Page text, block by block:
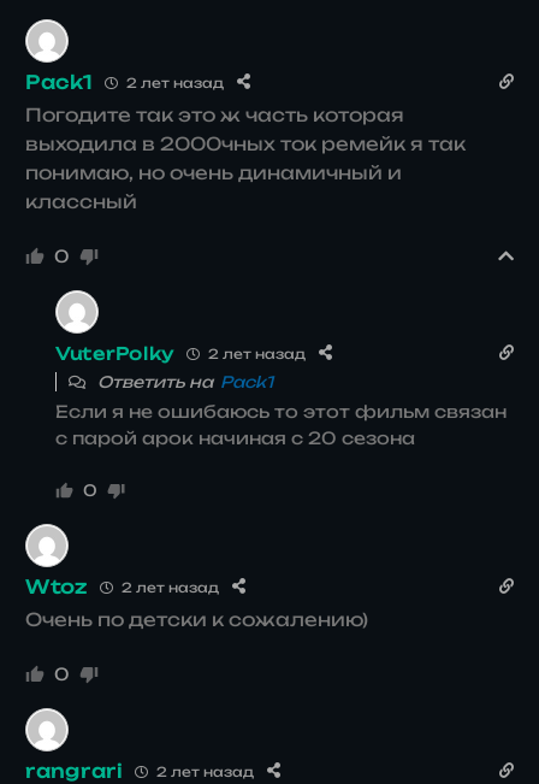
Pack1 2 лет назад
Погодите так это ж часть которая
выходила в 2000чных ток ремейк я так
понимаю, но очень динамичный и
классный
0
VuterPolky 2 лет назад
Ответить на Pack1
Если я не ошибаюсь то этот фильм связан
с парой арок начиная с 20 сезона
0
Wtoz 2 лет назад
Очень по детски к сожалению)
0
rangrari 2 лет назад